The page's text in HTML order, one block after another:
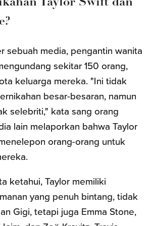
Taylor Swift dan
sebuah media, pengantin wanita
sekitar 150 orang,
keluarga mereka. "Ini tidak
besar-besaran, namun
selebriti," kata sang orang
lain melaporkan bahwa Taylor
orang-orang untuk
ketahui, Taylor memiliki
yang penuh bintang, tidak
Gigi, tetapi juga Emma Stone,